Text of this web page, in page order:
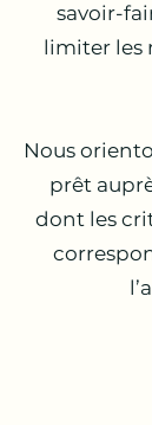
savoir-
limiter les
Nous
prêt
dont les